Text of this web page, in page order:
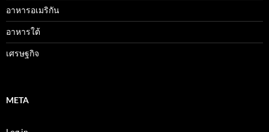
อาหารอเมริกัน
อาหารใต้
เศรษฐกิจ
META